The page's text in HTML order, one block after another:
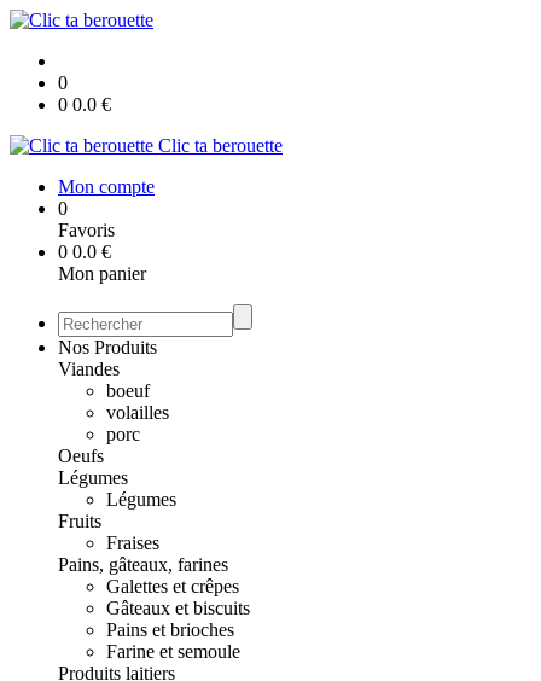
0
0 0.0 €
Clic ta berouette
Mon compte
0
Favoris
0 0.0 €
Mon panier
Nos Produits
Viandes
boeuf
volailles
porc
Oeufs
Légumes
Légumes
Fruits
Fraises
Pains, gâteaux, farines
Galettes et crêpes
Gâteaux et biscuits
Pains et brioches
Farine et semoule
Produits laitiers